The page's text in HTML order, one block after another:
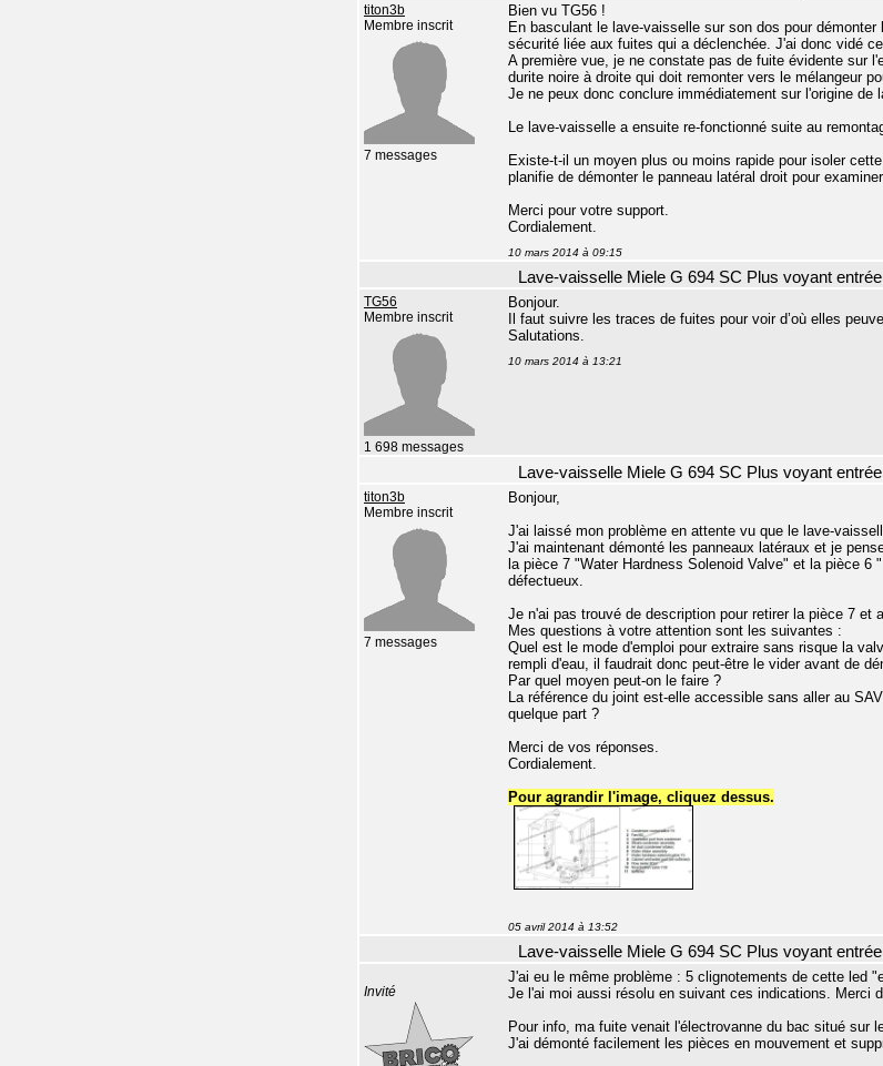
titon3b
Membre inscrit
7 messages
Bien vu TG56 !
En basculant le lave-vaisselle sur son dos pour
sécurité liée aux fuites qui a déclenchée. J'ai donc vidé
A première vue, je ne constate pas de fuite évidente sur
durite noire à droite qui doit remonter vers le mélangeur
Je ne peux donc conclure immédiatement sur l'origine de
Le lave-vaisselle a ensuite re-fonctionné suite au
Existe-t-il un moyen plus ou moins rapide pour isoler
planifie de démonter le panneau latéral droit pour
Merci pour votre support.
Cordialement.
10 mars 2014 à 09:15
Lave-vaisselle Miele G 694 SC Plus voyant
TG56
Membre inscrit
1 698 messages
Bonjour.
Il faut suivre les traces de fuites pour voir d’où elles
Salutations.
10 mars 2014 à 13:21
Lave-vaisselle Miele G 694 SC Plus voyant
titon3b
Membre inscrit
7 messages
Bonjour,
J'ai laissé mon problème en attente vu que le lave-
J'ai maintenant démonté les panneaux latéraux et je
la pièce 7 "Water Hardness Solenoid Valve" et la pièce
défectueux.
Je n'ai pas trouvé de description pour retirer la pièce 7 et
Mes questions à votre attention sont les suivantes :
Quel est le mode d'emploi pour extraire sans risque la
rempli d'eau, il faudrait donc peut-être le vider avant de
Par quel moyen peut-on le faire ?
La référence du joint est-elle accessible sans aller au
quelque part ?
Merci de vos réponses.
Cordialement.
Pour agrandir l'image, cliquez dessus.
05 avril 2014 à 13:52
Lave-vaisselle Miele G 694 SC Plus voyant
Invité
J'ai eu le même problème : 5 clignotements de cette led
Je l'ai moi aussi résolu en suivant ces indications. Merci
Pour info, ma fuite venait l'électrovanne du bac situé sur
J'ai démonté facilement les pièces en mouvement et